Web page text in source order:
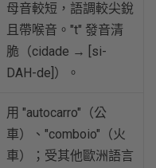
母音較短，語調較尖銳
且帶喉音。"t" 發音清
脆（cidade → [si-
DAH-de]）。
用 "autocarro"（公
車）、"comboio"（火
車）；受其他歐洲語言